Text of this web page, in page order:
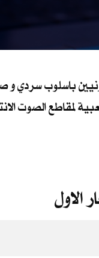
باسلوب سردي
الصوت الانتقال
الاول